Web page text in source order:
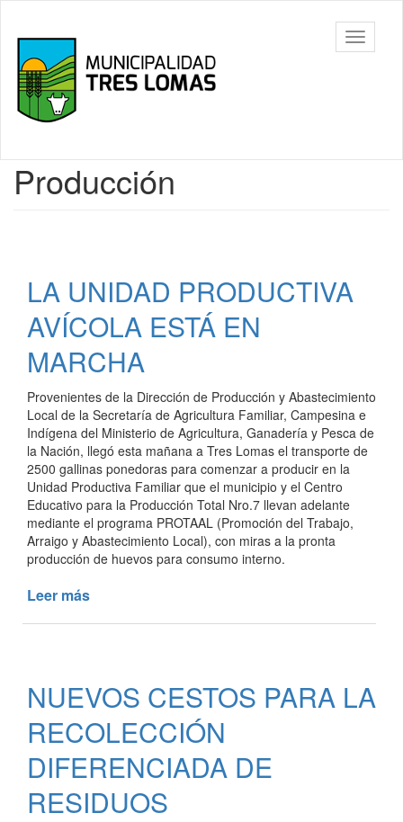
contenido
principal
Tres
Lomas
barra
Contenido
Producción
LA UNIDAD PRODUCTIVA
AVÍCOLA ESTÁ EN
MARCHA
Provenientes de la Dirección de Producción y Abastecimiento
Local de la Secretaría de Agricultura Familiar, Campesina e
Indígena del Ministerio de Agricultura, Ganadería y Pesca de
la Nación, llegó esta mañana a Tres Lomas el transporte de
2500 gallinas ponedoras para comenzar a producir en la
Unidad Productiva Familiar que el municipio y el Centro
Educativo para la Producción Total Nro.7 llevan adelante
mediante el programa PROTAAL (Promoción del Trabajo,
Arraigo y Abastecimiento Local), con miras a la pronta
producción de huevos para consumo interno.
Leer más
ESTÁ
EN
MARCHA
NUEVOS CESTOS PARA LA
RECOLECCIÓN
DIFERENCIADA DE
RESIDUOS